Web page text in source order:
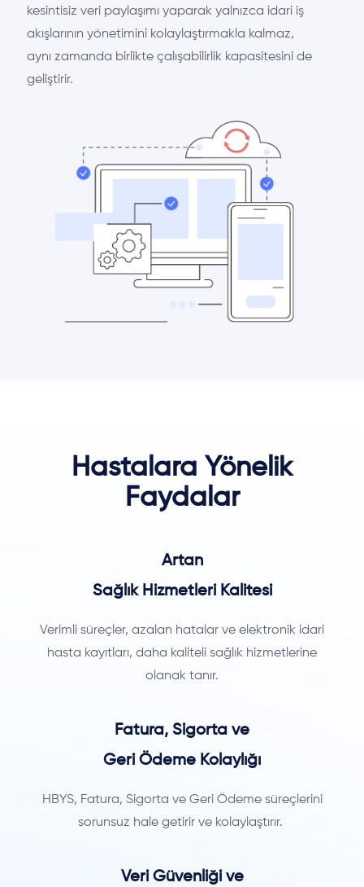
kesintisiz veri paylaşımı yaparak yalnızca idari iş
akışlarının yönetimini kolaylaştırmakla kalmaz,
aynı zamanda birlikte çalışabilirlik kapasitesini de
geliştirir.
Hastalara Yönelik
Faydalar
Artan
Sağlık Hizmetleri Kalitesi
Verimli süreçler, azalan hatalar ve elektronik idari
hasta kayıtları, daha kaliteli sağlık hizmetlerine
olanak tanır.
Fatura, Sigorta ve
Geri Ödeme Kolaylığı
HBYS, Fatura, Sigorta ve Geri Ödeme süreçlerini
sorunsuz hale getirir ve kolaylaştırır.
Veri Güvenliği ve